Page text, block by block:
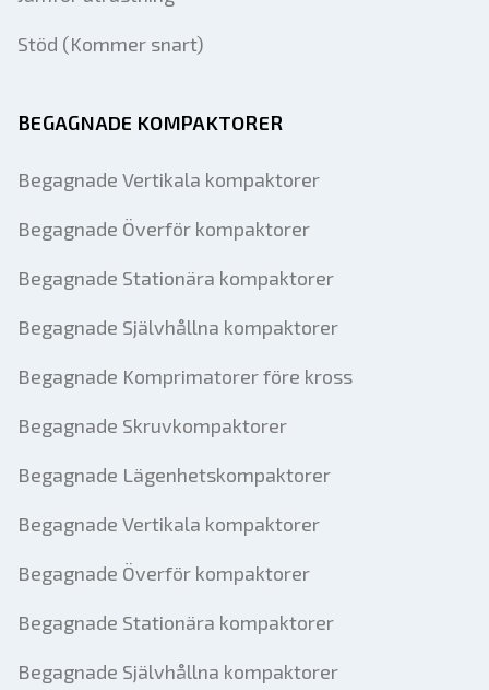
Stöd (Kommer snart)
BEGAGNADE KOMPAKTORER
Begagnade Vertikala kompaktorer
Begagnade Överför kompaktorer
Begagnade Stationära kompaktorer
Begagnade Självhållna kompaktorer
Begagnade Komprimatorer före kross
Begagnade Skruvkompaktorer
Begagnade Lägenhetskompaktorer
Begagnade Vertikala kompaktorer
Begagnade Överför kompaktorer
Begagnade Stationära kompaktorer
Begagnade Självhållna kompaktorer